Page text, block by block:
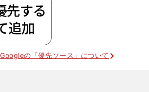
Googleの「優先ソース」について